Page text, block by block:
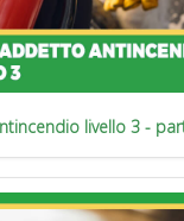
livello 3 -